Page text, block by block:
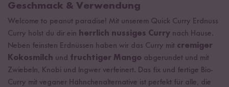
Geschmack & Verwendung
Welcome to peanut paradise! Mit unserem Quick Curry Erdnuss
Curry holst du dir ein herrlich nussiges Curry nach Hause.
Neben feinsten Erdnüssen haben wir das Curry mit cremiger
Kokosmilch und fruchtiger Mango abgerundet und mit
Zwiebeln, Knobi und Ingwer verfeinert. Das fix und fertige Bio-
Curry mit veganer Hähnchenalternative ist perfekt für alle, die